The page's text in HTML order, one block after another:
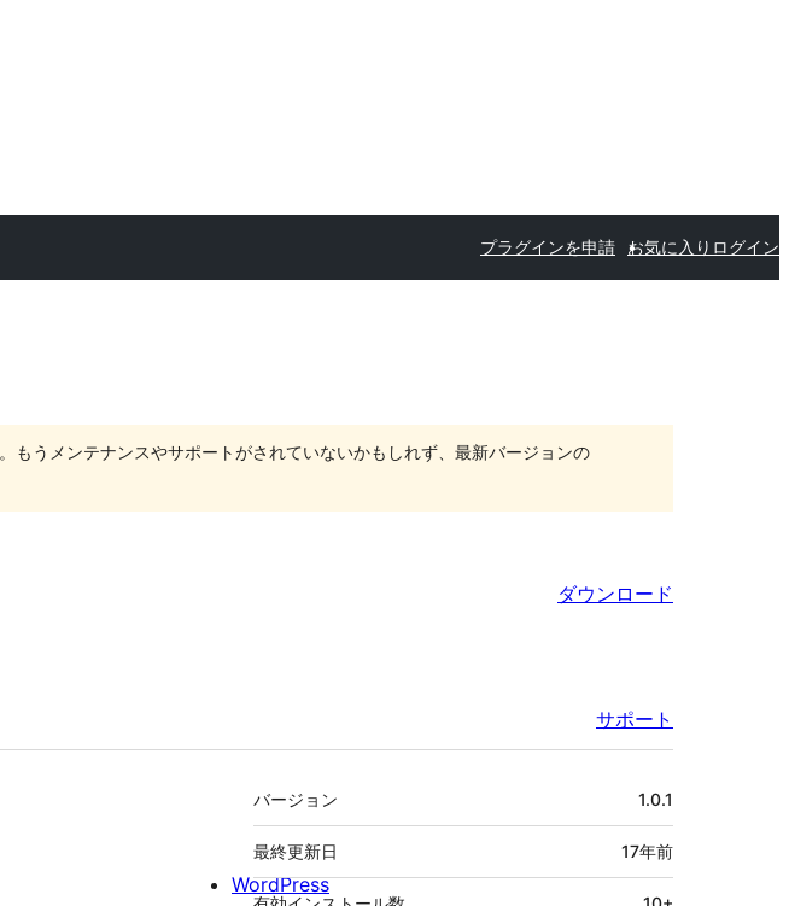
プラグインを申請 お気に入り ログイン
。もうメンテナンスやサポートがされていないかもしれず、最新バージョンの
ダウンロード
サポート
メ
タ
バージョン 1.0.1
最終更新日 17年前
WordPress